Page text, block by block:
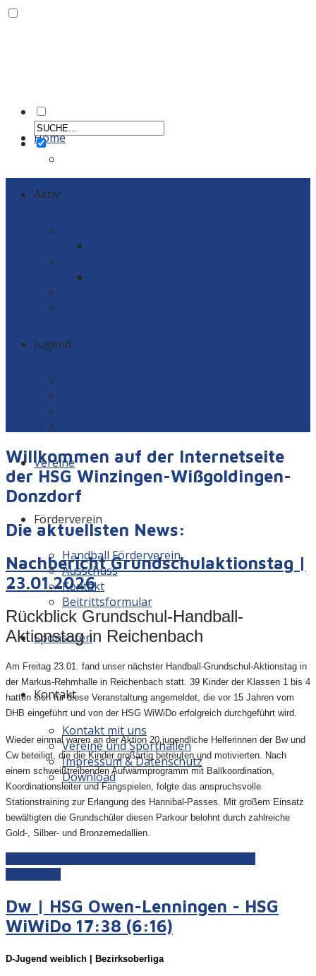
Home
Aktiv
Jugend
Vereine
Förderverein
Handball Förderverein
Ausschuss
Kontakt
Beitrittsformular
Sponsoren
Kontakt
Kontakt mit uns
Vereine und Sporthallen
Impressum & Datenschutz
Download
Willkommen auf der Internetseite
der HSG Winzingen-Wißgoldingen-
Donzdorf
Die aktuellsten News:
Nachbericht Grundschulaktionstag |
23.01.2026
Rückblick Grundschul-Handball-
Aktionstag in Reichenbach
Am Freitag 23.01. fand unser nächster Handball-Grundschul-Aktionstag in
der Markus-Rehmhalle in Reichenbach statt. 39 Kinder der Klassen 1 bis 4
hatten sich für diese Veranstaltung angemeldet, die vor 15 Jahren vom
DHB eingeführt und von der HSG WiWiDo erfolgreich durchgeführt wird.
Wieder einmal waren an der Aktion 20 jugendliche Helferinnen der Bw und
Cw beteiligt, die die Kinder großartig betreuten und motivierten. Nach
einem schweißtreibenden Aufwärmprogramm mit Ballkoordination,
Koordinationsleiter und Fangspielen, folgte das anspruchsvolle
Stationstraining zur Erlangung des Hannibal-Passes. Mit großem Einsatz
bewältigten die Grundschüler diesen Parkour belohnt durch zahlreiche
Gold-, Silber- und Bronzemedallien.
Dw | HSG Owen-Lenningen - HSG
WiWiDo 17:38 (6:16)
D-Jugend weiblich | Bezirksoberliga